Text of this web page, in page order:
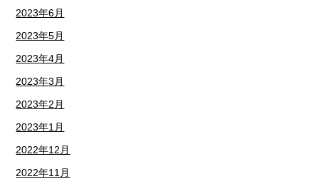
2023年6月
2023年5月
2023年4月
2023年3月
2023年2月
2023年1月
2022年12月
2022年11月